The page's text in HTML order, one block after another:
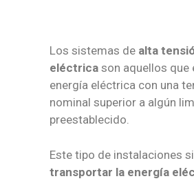
Los sistemas de alta
eléctrica son aquellos que
energía eléctrica con una
nominal superior a algún
preestablecido.
Este tipo de instalaciones
transportar la energía